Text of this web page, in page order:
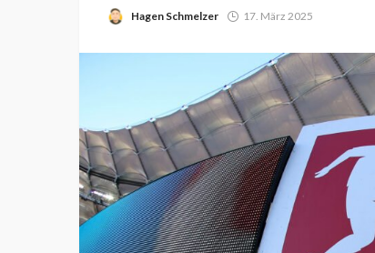
Hagen Schmelzer 17. März 2025